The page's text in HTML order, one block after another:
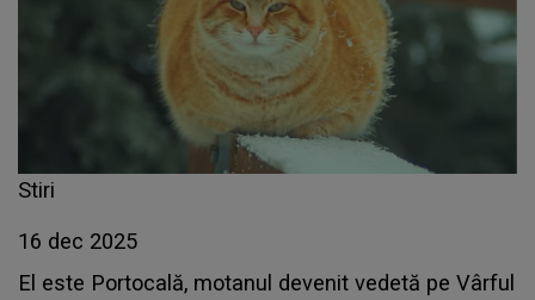
Stiri
16 dec 2025
El este Portocală, motanul devenit vedetă pe Vârful